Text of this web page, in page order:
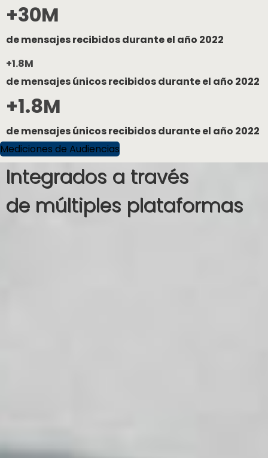
+30M
de mensajes recibidos durante el año 2022
+1.8M
de mensajes únicos recibidos durante el año 2022
+1.8M
de mensajes únicos recibidos durante el año 2022
Mediciones de Audiencias
Integrados a través
de múltiples plataformas